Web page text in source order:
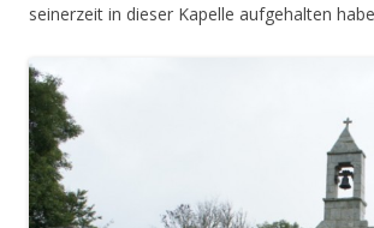
seinerzeit in dieser Kapelle aufgehalten